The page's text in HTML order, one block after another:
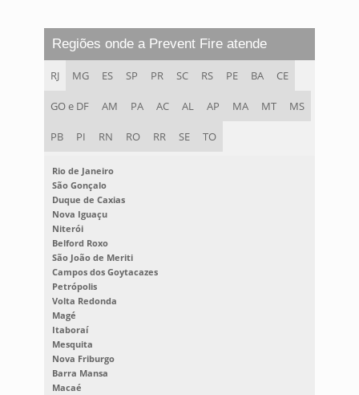
Regiões onde a Prevent Fire atende
RJ MG ES SP PR SC RS PE BA CE
GO e DF AM PA AC AL AP MA MT MS
PB PI RN RO RR SE TO
Rio de Janeiro
São Gonçalo
Duque de Caxias
Nova Iguaçu
Niterói
Belford Roxo
São João de Meriti
Campos dos Goytacazes
Petrópolis
Volta Redonda
Magé
Itaboraí
Mesquita
Nova Friburgo
Barra Mansa
Macaé